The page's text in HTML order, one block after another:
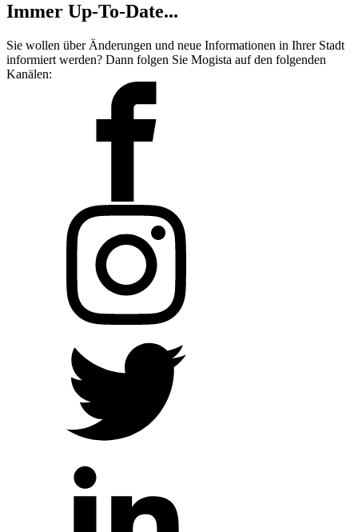
Immer Up-To-Date...
Sie wollen über Änderungen und neue Informationen in Ihrer Stadt
informiert werden? Dann folgen Sie Mogista auf den folgenden
Kanälen: